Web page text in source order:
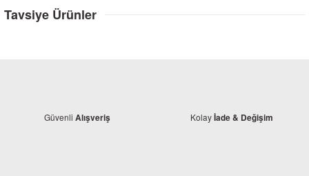
Tavsiye Ürünler
Güvenli Alışveriş Kolayİade & Değişim